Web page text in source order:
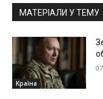
МАТЕРІАЛИ У ТЕМУ
Країна